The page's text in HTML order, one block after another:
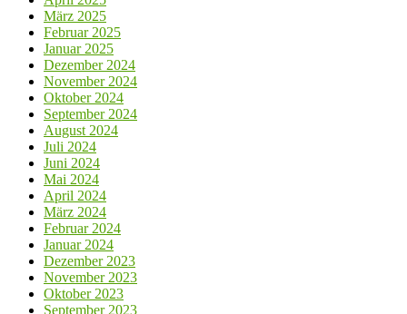
März 2025
Februar 2025
Januar 2025
Dezember 2024
November 2024
Oktober 2024
September 2024
August 2024
Juli 2024
Juni 2024
Mai 2024
April 2024
März 2024
Februar 2024
Januar 2024
Dezember 2023
November 2023
Oktober 2023
September 2023